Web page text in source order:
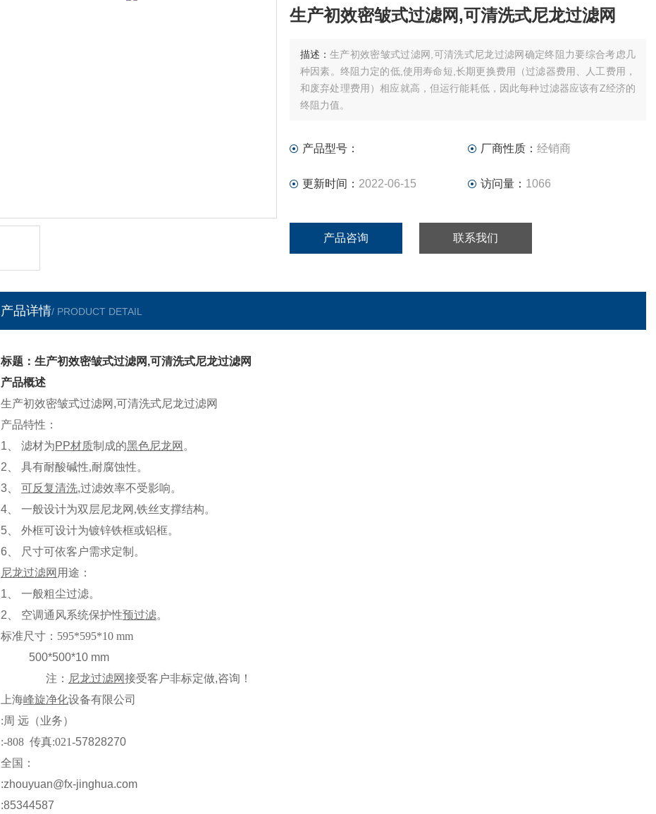
生产初效密皱式过滤网,可清洗式尼龙过滤网
描述： 生产初效密皱式过滤网,可清洗式尼龙过滤网确定终阻力要综合考虑几
种因素。终阻力定的低,使用寿命短,长期更换费用（过滤器费用、人工费用，
和废弃处理费用）相应就高，但运行能耗低，因此每种过滤器应该有Z经济的
终阻力值。
产品型号： 厂商性质： 经销商
更新时间： 2022-06-15 访问量： 1066
产品咨询 联系我们
产品详情/ PRODUCT DETAIL
标题：生产初效密皱式过滤网,可清洗式尼龙过滤网
产品概述
生产初效密皱式过滤网,可清洗式尼龙过滤网
产品特性：
1 、 滤材为PP材质制成的黑色尼龙网 。
2 、 具有耐酸碱性,耐腐蚀性。
3
可反复清洗,过滤效率不受影响。
4 、 一般设计为双层尼龙网 ,铁丝支撑结构。
5 、 外框可设计为镀锌铁框或铝框。
6 、 尺寸可依客户需求定制。
尼龙过滤网 用途：
1 、 一般粗尘过滤。
2 、 空调通风系统保护性预过滤。
标准尺寸： 595*595*10 mm
500*500*10 mm
注： 尼龙过滤网接受客户非标定做,咨询！
上海峰旋净化设备有限公司
:周 远 （业务）
:-808 传真:021-57828270
全国：
:zhouyuan@fx-jinghua.com
:85344587